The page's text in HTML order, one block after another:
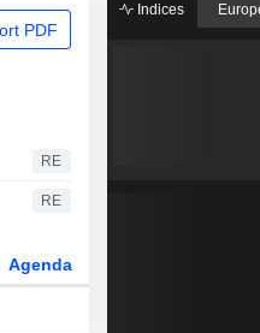
PDF
RE
RE
Agenda
Indices